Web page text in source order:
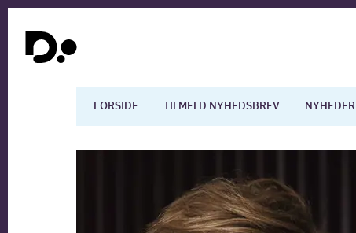
FORSIDE TILMELD NYHEDSBREV NYHEDER
Arbejdsmarkedet